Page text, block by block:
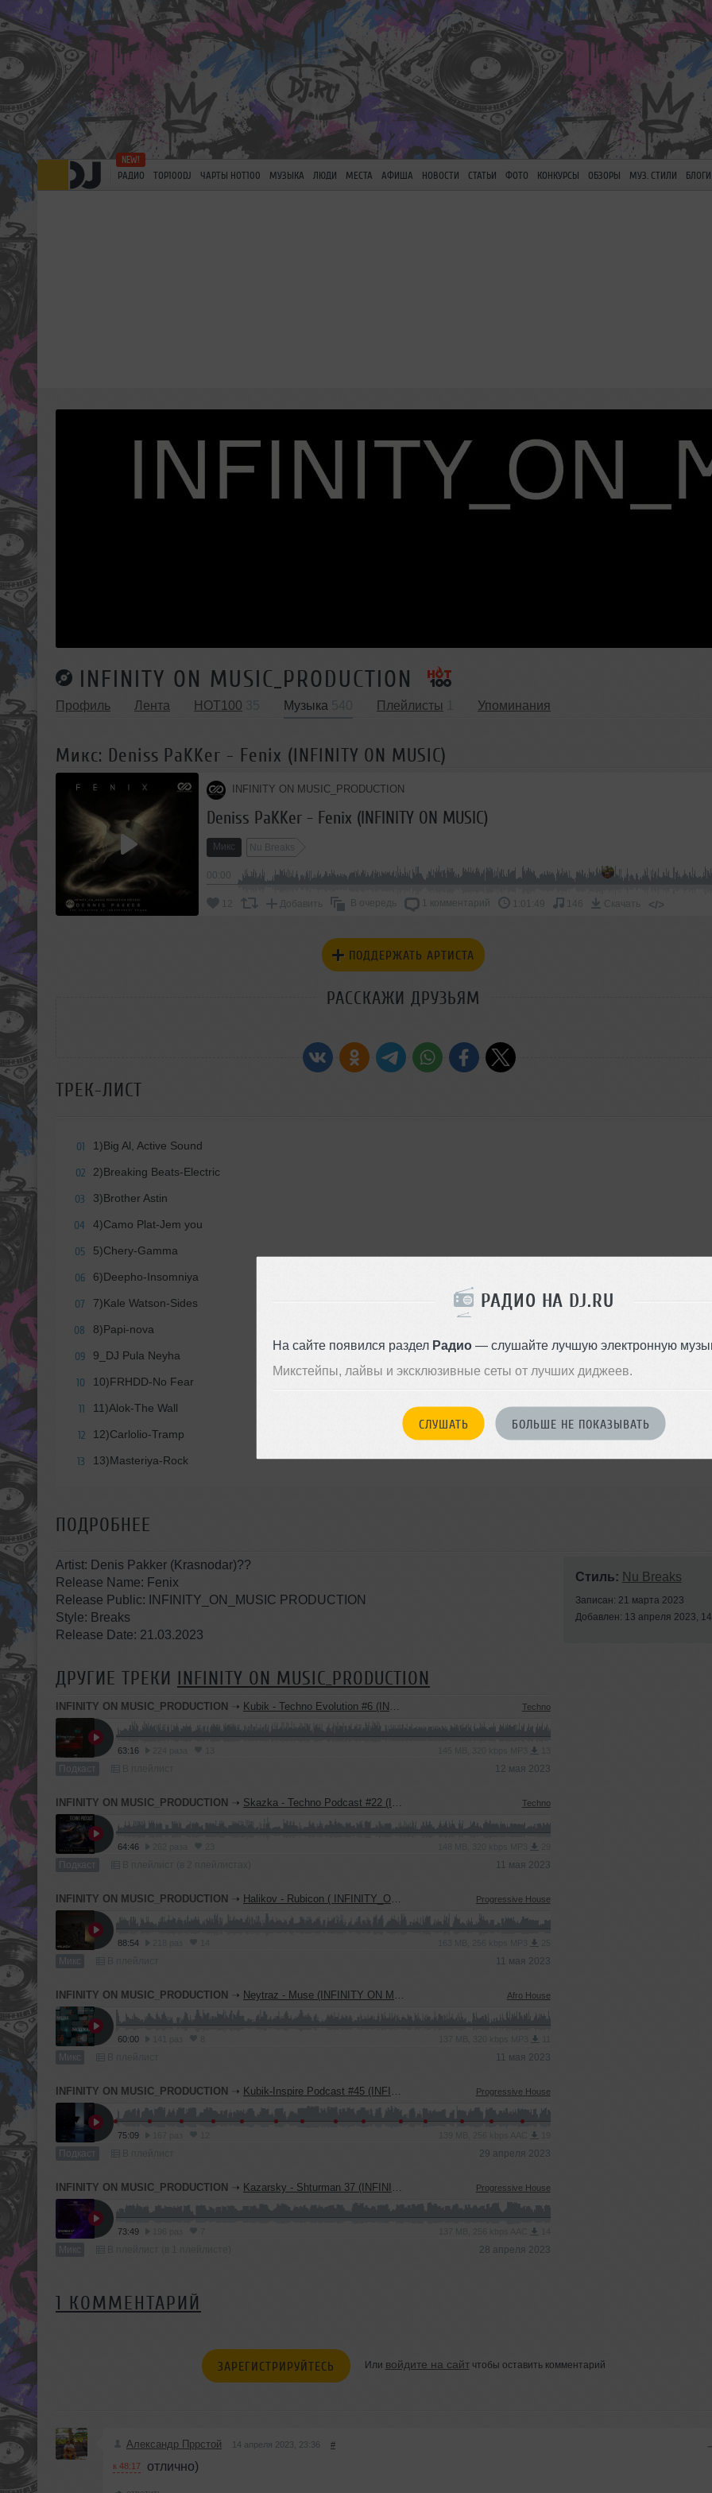
РАДИО НА DJ.RU
На сайте появился раздел Радио— слушайте лучшую электронную
Микстейпы, лайвы и эксклюзивные сеты от лучших диджеев.
СЛУШАТЬ БОЛЬШЕ НЕ ПОКАЗЫВАТЬ
РАДИО TOP100DJ ЧАРТЫ HOT100 МУЗЫКА ЛЮДИ МЕСТА АФИША НОВОСТИ СТАТЬИ ФОТО КОНКУРСЫ ОБЗОРЫ МУЗ. СТИЛИ БЛОГИ
INFINITY ON MUSIC_PRODUCTION
Профиль Лента HOT100 Музыка Плейлисты Упоминания
Микс: Deniss PaKKer - Fenix (INFINITY ON MUSIC)
INFINITY ON MUSIC_PRODUCTION
Deniss PaKKer - Fenix (INFINITY ON MUSIC)
Микс Nu Breaks
отлично)
к 48:17
12 Добавить В очередь 1 комментарий 1:01:49 146 Скачать </>
ПОДДЕРЖАТЬ АРТИСТА
РАССКАЖИ ДРУЗЬЯМ
ТРЕК-ЛИСТ
01 1)Big Al, Active Sound
02 2)Breaking Beats-Electric
03 3)Brother Astin
04 4)Camo Plat-Jem you
05 5)Chery-Gamma
06 6)Deepho-Insomniya
07 7)Kale Watson-Sides
08 8)Papi-nova
09 9_DJ Pula Neyha
10 10)FRHDD-No Fear
11 11)Alok-The Wall
12 12)Carlolio-Tramp
13 13)Masteriya-Rock
ПОДРОБНЕЕ
Artist: Denis Pakker (Krasnodar)??
Release Name: Fenix
Release Public: INFINITY_ON_MUSIC PRODUCTION
Style: Breaks
Release Date: 21.03.2023
ДРУГИЕ ТРЕКИ INFINITY ON MUSIC_PRODUCTION
INFINITY ON MUSIC_PRODUCTION ➝ Kubik - Techno Evolution #6 (INFINITY ON MUSIC PODCAST) Techno
63:16
Подкаст 12 мая 2023
INFINITY ON MUSIC_PRODUCTION ➝ Skazka - Techno Podcast #22 (INFINITY ON MUSIC) Techno
64:46
Подкаст 11 мая 2023
INFINITY ON MUSIC_PRODUCTION ➝ Halikov - Rubicon ( INFINITY_ON_MUSIC_PRODUCTION) Progressive House
88:54
Микс 11 мая 2023
INFINITY ON MUSIC_PRODUCTION ➝ Neytraz - Muse (INFINITY ON MUSIC PRODUCTION) Afro House
60:00
Микс 11 мая 2023
INFINITY ON MUSIC_PRODUCTION ➝ Kubik-Inspire Podcast #45 (INFINITY ON MUSIC PODCAST) Progressive House
75:09
Подкаст 29 апреля 2023
INFINITY ON MUSIC_PRODUCTION ➝ Kazarsky - Shturman 37 (INFINITY ON MUSIC PRODUCTION) Progressive House
73:49
Микс 28 апреля 2023
Стиль: Nu Breaks
Записан: 21 марта 2023
Добавлен: 13 апреля 2023,
1 КОММЕНТАРИЙ
ЗАРЕГИСТРИРУЙТЕСЬ Или войдите на сайтчтобы оставить комментарий
Александр Пррстой 14 апреля 2023, 23:36 # −
к 48:17 отлично)